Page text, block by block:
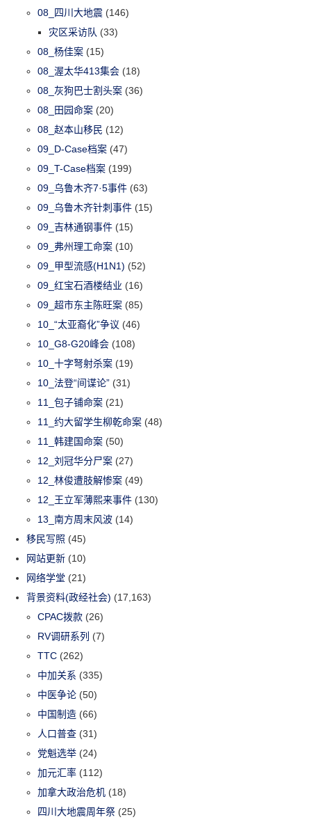
08_四川大地震 (146)
灾区采访队 (33)
08_杨佳案 (15)
08_渥太华413集会 (18)
08_灰狗巴士割头案 (36)
08_田园命案 (20)
08_赵本山移民 (12)
09_D-Case档案 (47)
09_T-Case档案 (199)
09_乌鲁木齐7·5事件 (63)
09_乌鲁木齐针刺事件 (15)
09_吉林通钢事件 (15)
09_弗州理工命案 (10)
09_甲型流感(H1N1) (52)
09_红宝石酒楼结业 (16)
09_超市东主陈旺案 (85)
10_“太亚裔化”争议 (46)
10_G8-G20峰会 (108)
10_十字弩射杀案 (19)
10_法登“间谍论” (31)
11_包子铺命案 (21)
11_约大留学生柳乾命案 (48)
11_韩建国命案 (50)
12_刘冠华分尸案 (27)
12_林俊遭肢解惨案 (49)
12_王立军薄熙来事件 (130)
13_南方周末风波 (14)
移民写照 (45)
网站更新 (10)
网络学堂 (21)
背景资料(政经社会) (17,163)
CPAC拨款 (26)
RV调研系列 (7)
TTC (262)
中加关系 (335)
中医争论 (50)
中国制造 (66)
人口普查 (31)
党魁选举 (24)
加元汇率 (112)
加拿大政治危机 (18)
四川大地震周年祭 (25)